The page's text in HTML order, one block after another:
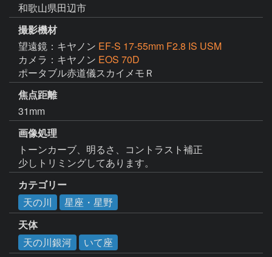
和歌山県田辺市
撮影機材
望遠鏡：キヤノン EF-S 17-55mm F2.8 IS USM
カメラ：キヤノン EOS 70D
ポータブル赤道儀スカイメモＲ
焦点距離
31mm
画像処理
トーンカーブ、明るさ、コントラスト補正
カテゴリー
天の川
星座・星野
天体
天の川銀河
いて座